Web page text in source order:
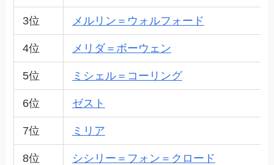
3位 メルリン＝ウォルフォード
4位 メリダ＝ボーウェン
5位 ミシェル＝コーリング
6位 ゼスト
7位 ミリア
8位 シシリー＝フォン＝クロード